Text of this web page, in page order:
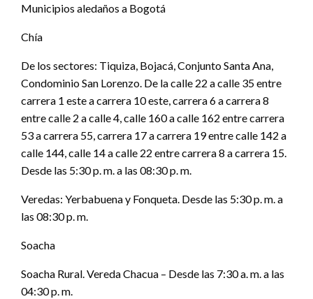
Municipios aledaños a Bogotá
Chía
De los sectores: Tiquiza, Bojacá, Conjunto Santa Ana,
Condominio San Lorenzo. De la calle 22 a calle 35 entre
carrera 1 este a carrera 10 este, carrera 6 a carrera 8
entre calle 2 a calle 4, calle 160 a calle 162 entre carrera
53 a carrera 55, carrera 17 a carrera 19 entre calle 142 a
calle 144, calle 14 a calle 22 entre carrera 8 a carrera 15.
Desde las 5:30 p. m. a las 08:30 p. m.
Veredas: Yerbabuena y Fonqueta. Desde las 5:30 p. m. a
las 08:30 p. m.
Soacha
Soacha Rural. Vereda Chacua – Desde las 7:30 a. m. a las
04:30 p. m.